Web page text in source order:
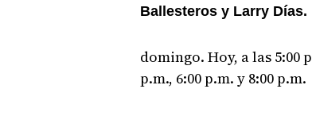
Ballesteros y Larry Días.
domingo. Hoy, a las 5:00
p.m., 6:00 p.m. y 8:00 p.m.